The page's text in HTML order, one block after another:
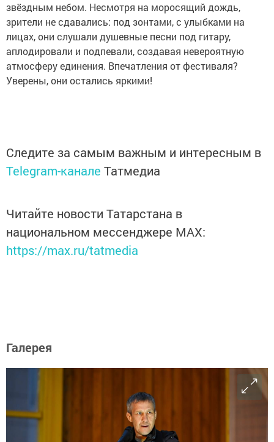
звёздным небом. Несмотря на моросящий дождь,
зрители не сдавались: под зонтами, с улыбками на
лицах, они слушали душевные песни под гитару,
аплодировали и подпевали, создавая невероятную
атмосферу единения. Впечатления от фестиваля?
Уверены, они остались яркими!
Следите за самым важным и интересным в
Telegram-канале Татмедиа
Читайте новости Татарстана в
национальном мессенджере MАХ:
https://max.ru/tatmedia
Галерея